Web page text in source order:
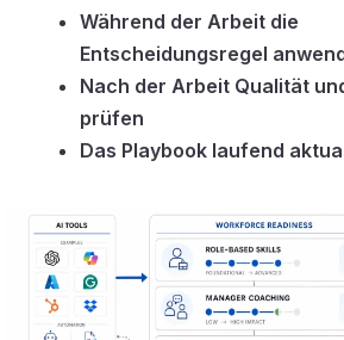
Während der Arbeit die
Entscheidungsregel
Nach der Arbeit Qualität
prüfen
Das Playbook laufend